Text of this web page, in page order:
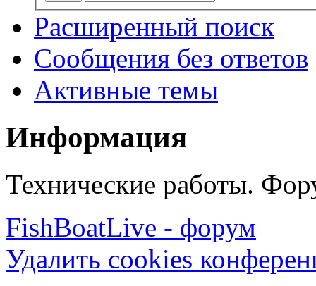
Расширенный поиск
Сообщения без ответов
Активные темы
Информация
Технические работы.
FishBoatLive - форум
Удалить cookies